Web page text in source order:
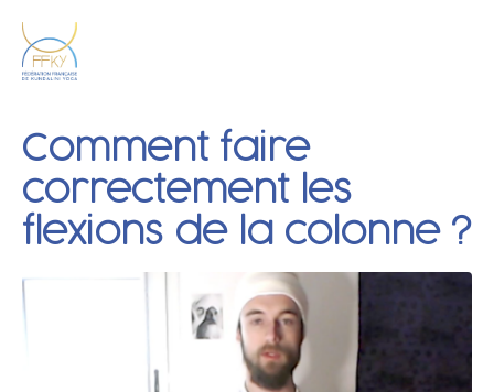
Comment faire
correctement les
flexions de la colonne ?